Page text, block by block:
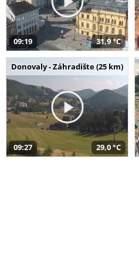
09:19 31,9 °C
Donovaly - Záhradište (25 km)
09:27 29,0 °C